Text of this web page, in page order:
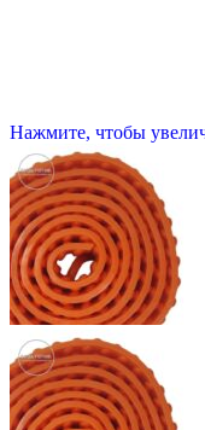
Нажмите, чтобы